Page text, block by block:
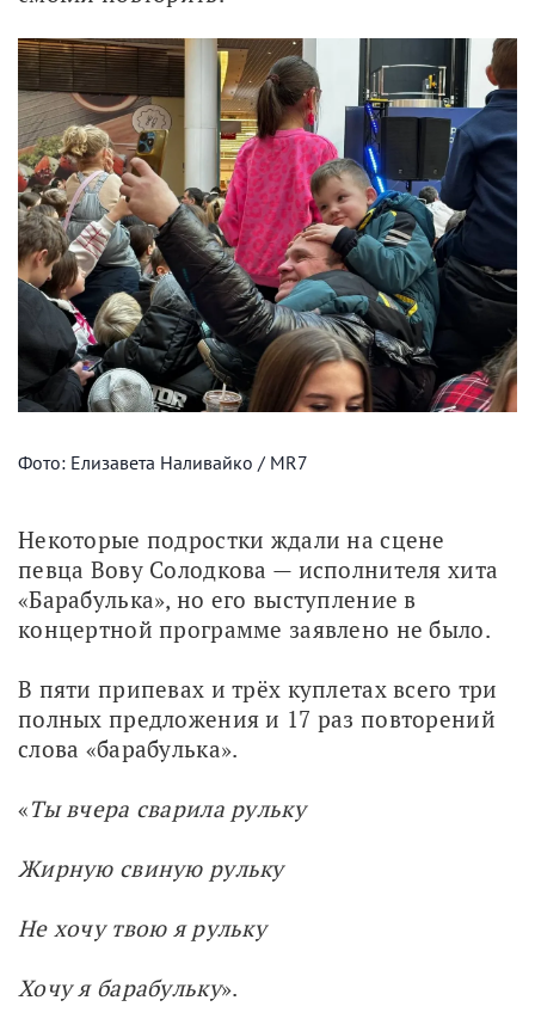
Фото: Елизавета Наливайко / MR7
Некоторые подростки ждали на сцене
певца Вову Солодкова — исполнителя хита
«Барабулька», но его выступление в
концертной программе заявлено не было.
В пяти припевах и трёх куплетах всего три
полных предложения и 17 раз повторений
слова «барабулька».
«Ты вчера сварила рульку
Жирную свиную рульку
Не хочу твою я рульку
Хочу я барабульку».